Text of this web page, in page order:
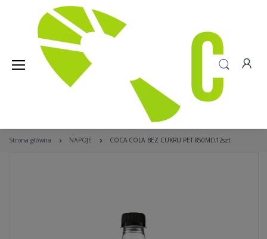
Strona główna NAPOJE COCA COLA BEZ CUKRU PET 850ML\12szt